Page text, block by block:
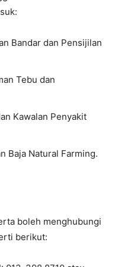
Bandar dan Pensijilan
Tebu dan
Kawalan Penyakit
Baja Natural Farming.
boleh menghubungi
berikut: